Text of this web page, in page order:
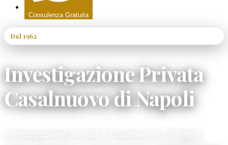
Consulenza Gratuita
Dal 1962
Investigazione Privata
Casalnuovo di Napoli